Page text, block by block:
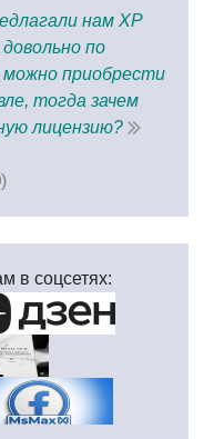
нам XP
по
можно приобрести
тогда зачем
лицензию?
)
в соцсетях: